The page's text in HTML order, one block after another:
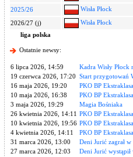
2025/26
Wisła Płock
2026/27 (j)
Wisła Płock
liga polska
Ostatnie newsy:
6 lipca 2026, 14:59
Kadra Wisły
19 czerwca 2026, 17:20 Start przygotowań
16 maja 2026, 19:20
PKO BP
10 maja 2026, 16:38
PKO BP
3 maja 2026, 19:29
Magia Bośniaka
26 kwietnia 2026, 14:11 PKO BP
10 kwietnia 2026, 19:56 PKO BP
4 kwietnia 2026, 14:11
PKO BP
31 marca 2026, 13:00
Deni Jurić zagrał
27 marca 2026, 12:03
Deni Jurić